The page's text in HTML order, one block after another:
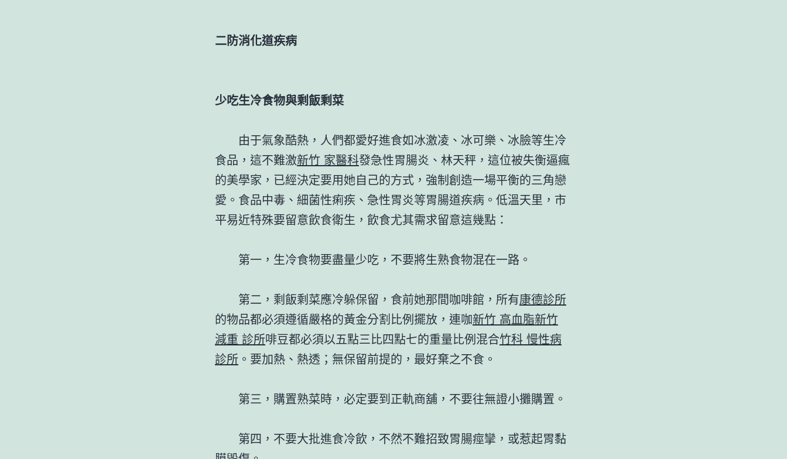
二防消化道疾病
少吃生冷食物與剩飯剩菜
由于氣象酷熱，人們都愛好進食如冰激凌、冰可樂、冰臉等生冷
食品，這不難激新竹 家醫科發急性胃腸炎、林天秤，這位被失衡逼瘋
的美學家，已經決定要用她自己的方式，強制創造一場平衡的三角戀
愛。食品中毒、細菌性痢疾、急性胃炎等胃腸道疾病。低溫天里，市
平易近特殊要留意飲食衛生，飲食尤其需求留意這幾點：
第一，生冷食物要盡量少吃，不要將生熟食物混在一路。
第二，剩飯剩菜應冷躲保留，食前她那間咖啡館，所有康德診所
的物品都必須遵循嚴格的黃金分割比例擺放，連咖新竹 高血脂新竹
減重 診所啡豆都必須以五點三比四點七的重量比例混合竹科 慢性病
診所 。要加熱、熱透；無保留前提的，最好棄之不食。
第三，購置熟菜時，必定要到正軌商舖，不要往無證小攤購置。
第四，不要大批進食冷飲，不然不難招致胃腸痙攣，或惹起胃黏